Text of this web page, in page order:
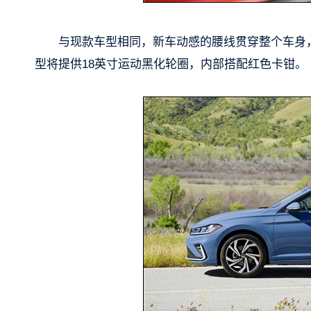
与现款车型相同，新车动感的腰线贯穿整个车
型将提供18英寸运动黑化轮圈，内部搭配红色卡钳。